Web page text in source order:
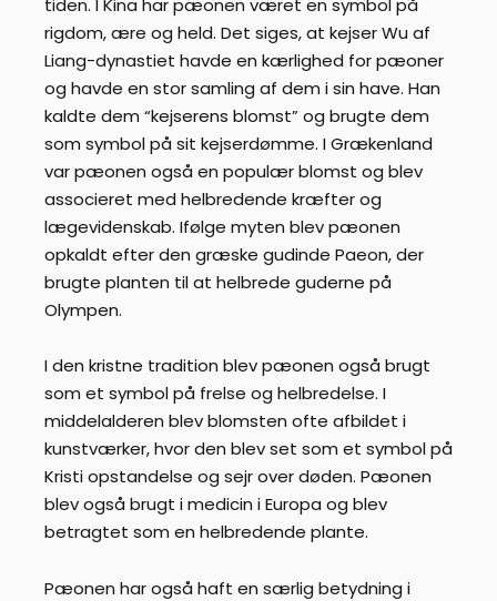
tiden. I Kina har pæonen været en symbol på
rigdom, ære og held. Det siges, at kejser Wu af
Liang-dynastiet havde en kærlighed for pæoner
og havde en stor samling af dem i sin have. Han
kaldte dem “kejserens blomst” og brugte dem
som symbol på sit kejserdømme. I Grækenland
var pæonen også en populær blomst og blev
associeret med helbredende kræfter og
lægevidenskab. Ifølge myten blev pæonen
opkaldt efter den græske gudinde Paeon, der
brugte planten til at helbrede guderne på
Olympen.
I den kristne tradition blev pæonen også brugt
som et symbol på frelse og helbredelse. I
middelalderen blev blomsten ofte afbildet i
kunstværker, hvor den blev set som et symbol på
Kristi opstandelse og sejr over døden. Pæonen
blev også brugt i medicin i Europa og blev
betragtet som en helbredende plante.
Pæonen har også haft en særlig betydning i